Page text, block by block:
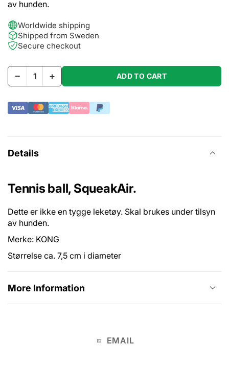
av hunden.
Worldwide shipping
Shipped from Sweden
Secure checkout
− + ADD TO CART
Details
Tennis ball, SqueakAir.
Dette er ikke en tygge leketøy. Skal brukes under tilsyn
av hunden.
Merke: KONG
Størrelse ca. 7,5 cm i diameter
More Information
EMAIL